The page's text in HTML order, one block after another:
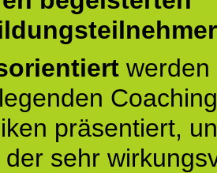
werden
präsentiert,
der sehr